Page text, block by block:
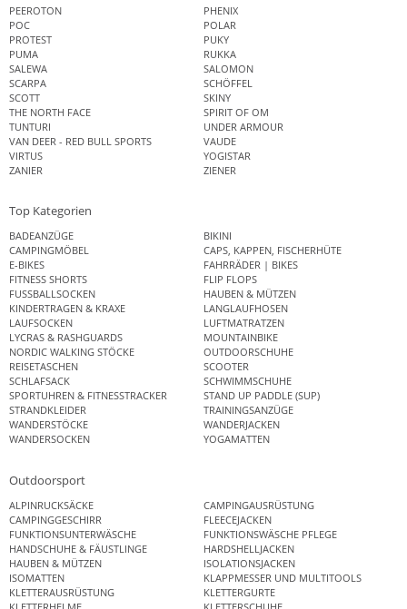
PEEROTON
PHENIX
POC
POLAR
PROTEST
PUKY
PUMA
RUKKA
SALEWA
SALOMON
SCARPA
SCHÖFFEL
SCOTT
SKINY
THE NORTH FACE
SPIRIT OF OM
TUNTURI
UNDER ARMOUR
VAN DEER - RED BULL SPORTS
VAUDE
VIRTUS
YOGISTAR
ZANIER
ZIENER
Top Kategorien
BADEANZÜGE
BIKINI
CAMPINGMÖBEL
CAPS, KAPPEN, FISCHERHÜTE
E-BIKES
FAHRRÄDER | BIKES
FITNESS SHORTS
FLIP FLOPS
FUSSBALLSOCKEN
HAUBEN & MÜTZEN
KINDERTRAGEN & KRAXE
LANGLAUFHOSEN
LAUFSOCKEN
LUFTMATRATZEN
LYCRAS & RASHGUARDS
MOUNTAINBIKE
NORDIC WALKING STÖCKE
OUTDOORSCHUHE
REISETASCHEN
SCOOTER
SCHLAFSACK
SCHWIMMSCHUHE
SPORTUHREN & FITNESSTRACKER
STAND UP PADDLE (SUP)
STRANDKLEIDER
TRAININGSANZÜGE
WANDERSTÖCKE
WANDERJACKEN
WANDERSOCKEN
YOGAMATTEN
Outdoorsport
ALPINRUCKSÄCKE
CAMPINGAUSRÜSTUNG
CAMPINGGESCHIRR
FLEECEJACKEN
FUNKTIONSUNTERWÄSCHE
FUNKTIONSWÄSCHE PFLEGE
HANDSCHUHE & FÄUSTLINGE
HARDSHELLJACKEN
HAUBEN & MÜTZEN
ISOLATIONSJACKEN
ISOMATTEN
KLAPPMESSER UND MULTITOOLS
KLETTERAUSRÜSTUNG
KLETTERGURTE